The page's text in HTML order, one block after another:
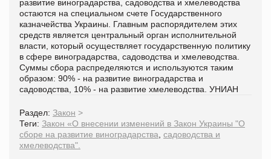
развитие виноградарства, садоводства и хмелеводства
остаются на специальном счете Государственного
казначейства Украины. Главным распорядителем этих
средств является центральный орган исполнительной
власти, который осуществляет государственную политику
в сфере виноградарства, садоводства и хмелеводства.
Суммы сбора распределяются и используются таким
образом: 90% - на развитие виноградарства и
садоводства, 10% - на развитие хмелеводства. УНИАН
Раздел: Закон >
Теги: Закон «О внесении изменений в Закон Украины "О
сборе на развитие виноградарства садоводства и
хмелеводства".